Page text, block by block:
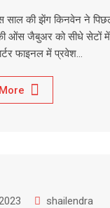
साल की झेंग किनवेन ने
ओंस जैबुअर को सीधे सेटों
फाइनल में प्रवेश…
shailendra